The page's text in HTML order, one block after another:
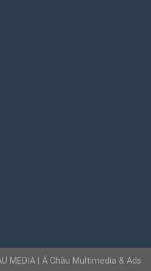
MEDIA| Á Châu Multimedia & Ads